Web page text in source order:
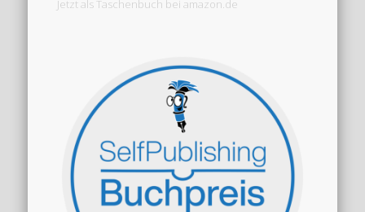
Jetzt als Taschenbuch bei amazon.de